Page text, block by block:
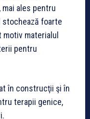
ales pentru
stochează foarte
motiv materialul
pentru
în construcţii şi în
terapii genice,